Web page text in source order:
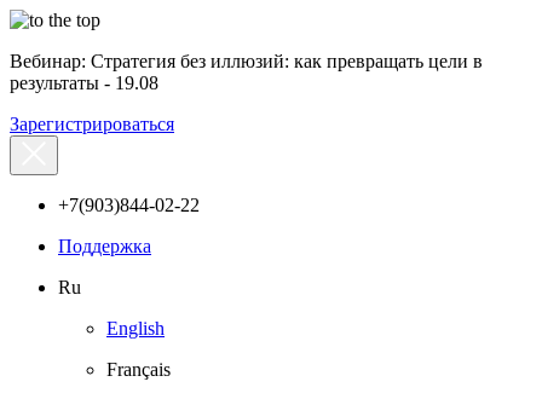
Вебинар: Стратегия без иллюзий: как превращать цели в
результаты - 19.08
Зарегистрироваться
+7(903)844-02-22
Поддержка
Ru
English
Français